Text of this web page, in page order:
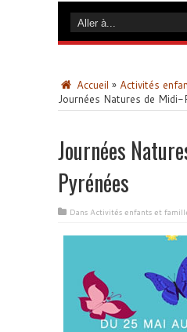
Accueil » Activités
Journées Natures de Midi-
Journées
Pyrénées
Dans Activités enfants et